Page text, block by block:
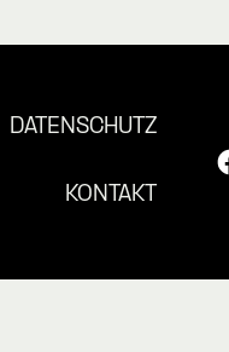
DATENSCHUTZ
KONTAKT